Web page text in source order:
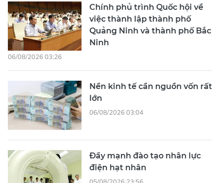
Chính phủ trình Quốc hội về
việc thành lập thành phố
Quảng Ninh và thành phố Bắc
Ninh
06/08/2026 03:26
Nền kinh tế cần nguồn vốn rất
lớn
06/08/2026 03:04
Đẩy mạnh đào tạo nhân lực
điện hạt nhân